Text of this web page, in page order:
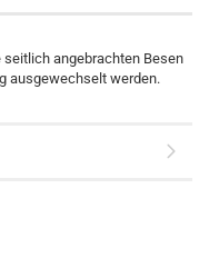
seitlich angebrachten Besen
ausgewechselt werden.